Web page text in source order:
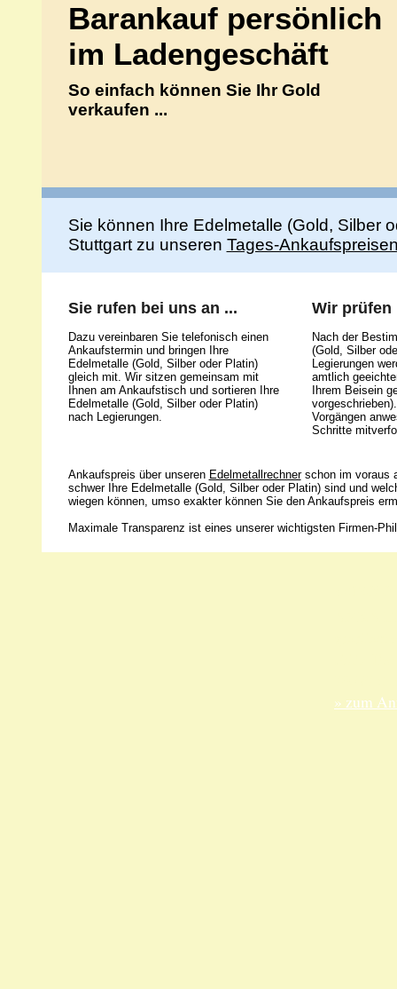
Barankauf persönlich
im Ladengeschäft
So einfach können Sie Ihr Gold
verkaufen ...
Sie können Ihre Edelmetalle (Gold, Silber
Stuttgart zu unseren Tages-
Sie rufen bei uns an ...
Dazu vereinbaren Sie telefonisch einen
Ankaufstermin und bringen Ihre
Edelmetalle (Gold, Silber oder Platin)
gleich mit. Wir sitzen gemeinsam mit
Ihnen am Ankaufstisch und sortieren Ihre
Edelmetalle (Gold, Silber oder Platin)
nach Legierungen.
Wir prüfen
Nach der
(Gold, Silber
Legierungen
amtlich
Ihrem Beisein
Vorgängen
Schritte
Ankaufspreis über unseren Edelmetallrechnerschon im voraus
schwer Ihre Edelmetalle (Gold, Silber oder Platin) sind und
wiegen können, umso exakter können Sie den Ankaufspreis
Maximale Transparenz ist eines unserer wichtigsten Firmen-
» zum